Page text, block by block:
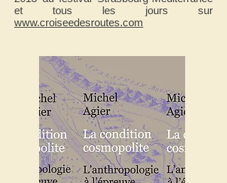
et tous les jours sur
www.croiseedesroutes.com